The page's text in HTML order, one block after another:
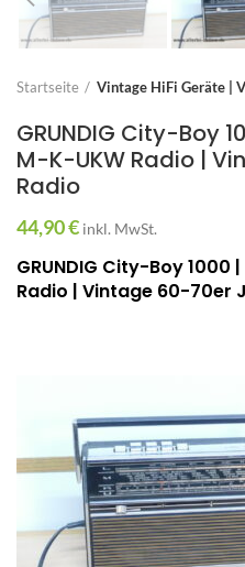
Startseite Vintage HiFi Geräte |
GRUNDIG City-Boy
M-K-UKW Radio |
Radio
44,90€ inkl. MwSt.
GRUNDIG City-Boy
Radio | Vintage 60-70er